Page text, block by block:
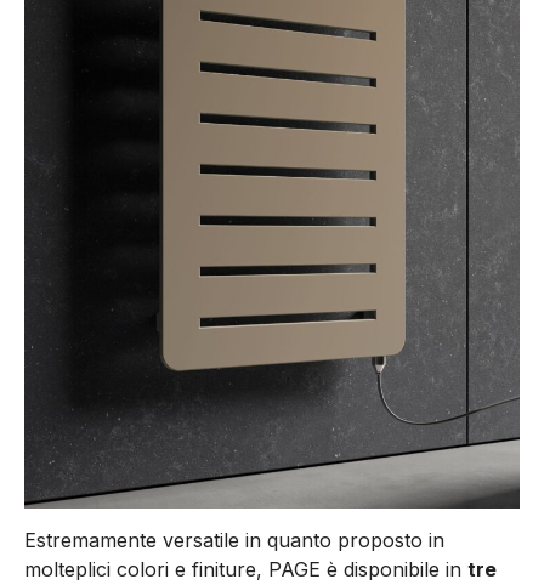
Estremamente versatile in quanto proposto in
molteplici colori e finiture, PAGE è disponibile in tre